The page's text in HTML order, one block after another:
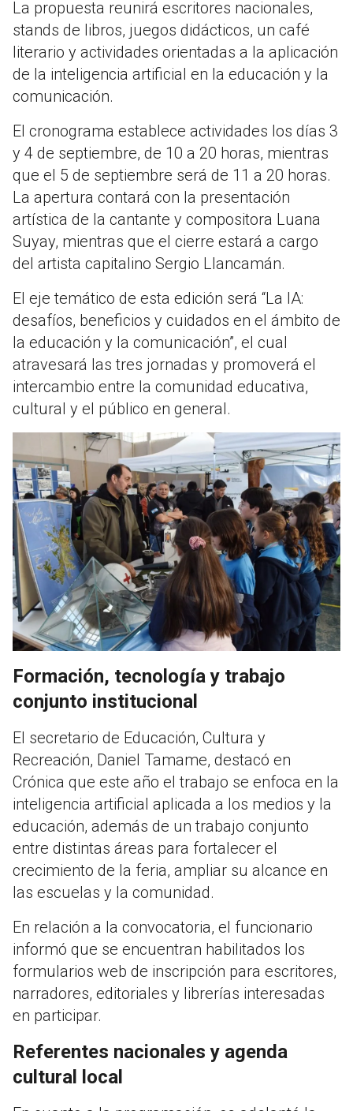
La propuesta reunirá escritores nacionales,
stands de libros, juegos didácticos, un café
literario y actividades orientadas a la aplicación
de la inteligencia artificial en la educación y la
comunicación.
El cronograma establece actividades los días 3
y 4 de septiembre, de 10 a 20 horas, mientras
que el 5 de septiembre será de 11 a 20 horas.
La apertura contará con la presentación
artística de la cantante y compositora Luana
Suyay, mientras que el cierre estará a cargo
del artista capitalino Sergio Llancamán.
El eje temático de esta edición será “La IA:
desafíos, beneficios y cuidados en el ámbito de
la educación y la comunicación”, el cual
atravesará las tres jornadas y promoverá el
intercambio entre la comunidad educativa,
cultural y el público en general.
Formación, tecnología y trabajo
conjunto institucional
El secretario de Educación, Cultura y
Recreación, Daniel Tamame, destacó en
Crónica que este año el trabajo se enfoca en la
inteligencia artificial aplicada a los medios y la
educación, además de un trabajo conjunto
entre distintas áreas para fortalecer el
crecimiento de la feria, ampliar su alcance en
las escuelas y la comunidad.
En relación a la convocatoria, el funcionario
informó que se encuentran habilitados los
formularios web de inscripción para escritores,
narradores, editoriales y librerías interesadas
en participar.
Referentes nacionales y agenda
cultural local